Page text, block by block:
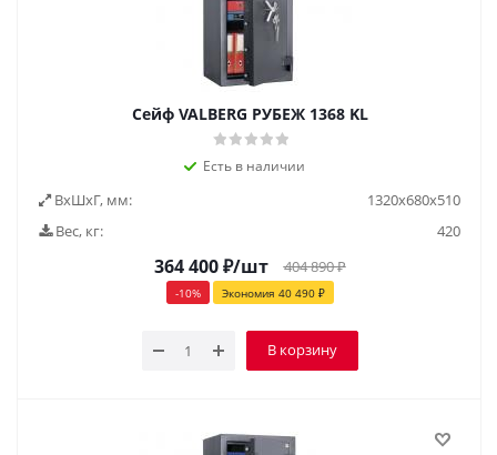
Сейф VALBERG РУБЕЖ 1368 KL
Есть в наличии
ВxШxГ, мм:
1320х680х510
Вес, кг:
420
364 400₽/шт 404 890₽
-10% Экономия 40 490₽
В корзину